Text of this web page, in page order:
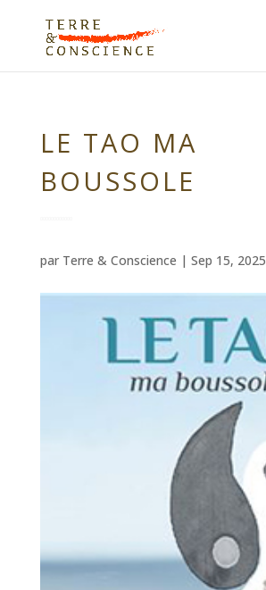
LE TAO MA
BOUSSOLE
par Terre & Conscience | Sep 15, 2025